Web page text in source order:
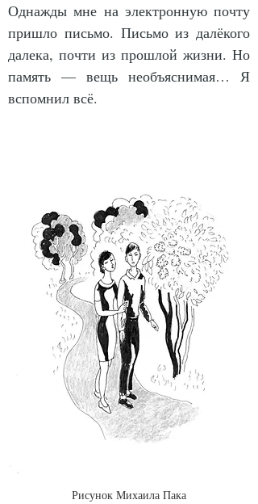
Од­наж­ды мне на элек­трон­ную поч­ту
при­шло пись­мо. Пись­мо из да­лёко­го
да­ле­ка, поч­ти из про­ш­лой жиз­ни. Но
па­мять — вещь не­объ­яс­ни­мая… Я
вспом­нил всё.
Рисунок Михаила Пака